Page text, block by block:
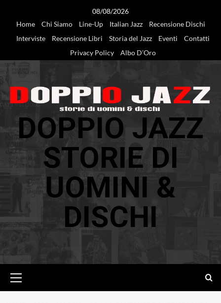
08/08/2026
Home
Chi Siamo Line-Up Italian Jazz
Recensione Dischi
Interviste
Recensione Libri Storia del Jazz Eventi
Contatti
Privacy Policy
Albo D’Oro
DOPPIO JAZZ
STORIE DI
UOMINI &
DISCHI
principale